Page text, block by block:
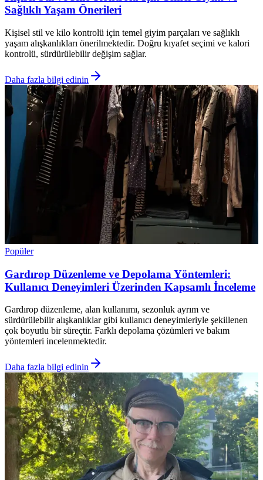
Sağlıklı Yaşam Önerileri
Kişisel stil ve kilo kontrolü için temel giyim parçaları ve sağlıklı
yaşam alışkanlıkları önerilmektedir. Doğru kıyafet seçimi ve kalori
kontrolü, sürdürülebilir değişim sağlar.
Daha fazla bilgi edinin
Popüler
Gardırop Düzenleme ve Depolama Yöntemleri:
Kullanıcı Deneyimleri Üzerinden Kapsamlı İnceleme
Gardırop düzenleme, alan kullanımı, sezonluk ayrım ve
sürdürülebilir alışkanlıklar gibi kullanıcı deneyimleriyle şekillenen
çok boyutlu bir süreçtir. Farklı depolama çözümleri ve bakım
yöntemleri incelenmektedir.
Daha fazla bilgi edinin